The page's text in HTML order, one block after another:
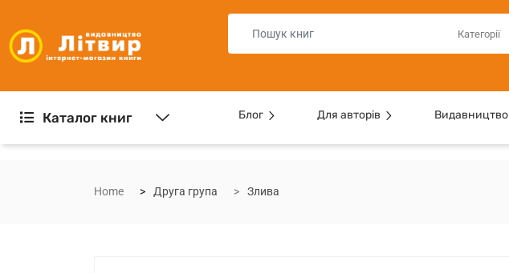
Категорії
Каталог книг Блог Для авторів Видавництво
Home Друга група Злива